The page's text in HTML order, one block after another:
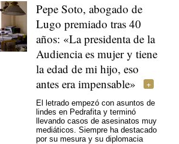
Pepe Soto, abogado de
Lugo premiado tras 40
años: «La presidenta de la
Audiencia es mujer y tiene
la edad de mi hijo, eso
antes era impensable»
El letrado empezó con asuntos de
lindes en Pedrafita y terminó
llevando casos de asesinatos muy
mediáticos. Siempre ha destacado
por su mesura y su diplomacia